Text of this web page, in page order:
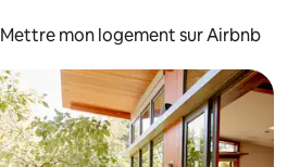
Mettre mon logement sur Airbnb